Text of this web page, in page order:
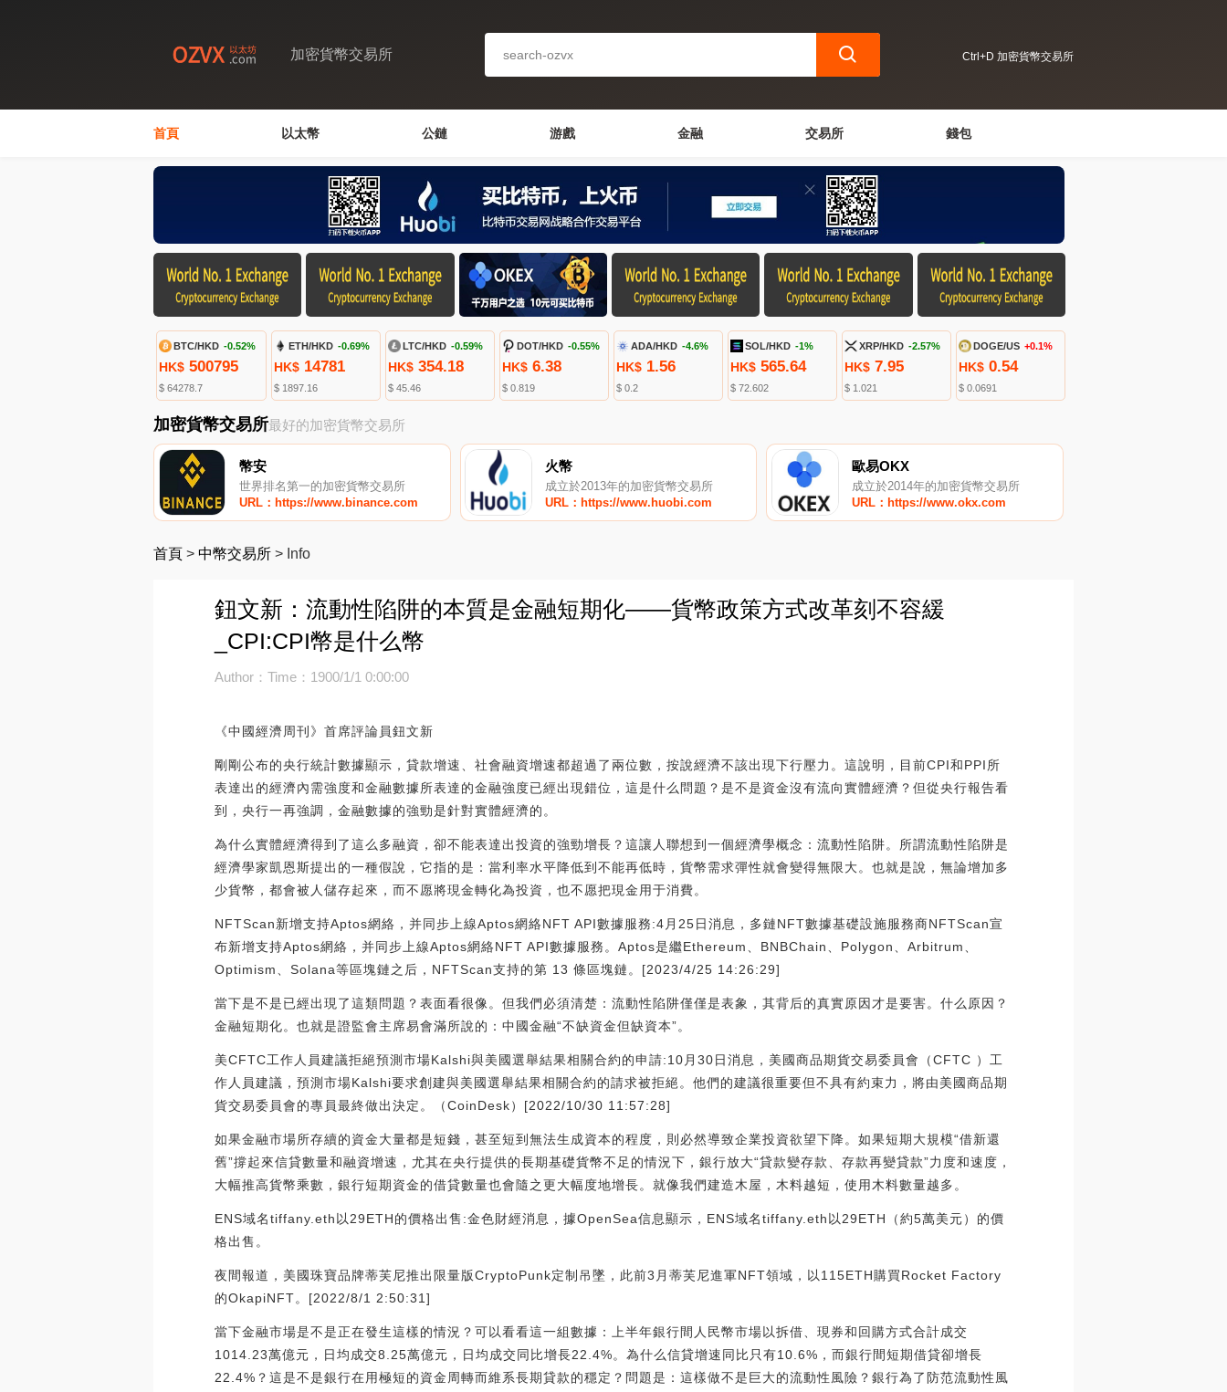
加密貨幣交易所 Ctrl+D 加密貨幣交易所
首頁 以太幣 公鏈 游戲 金融 交易所 錢包
BTC/HKD -0.52%
HK$ 500795
$ 64278.7
ETH/HKD -0.69%
HK$14781
$ 1897.16
LTC/HKD -0.59%
HK$354.18
$ 45.46
DOT/HKD -0.55%
HK$6.38
$ 0.819
ADA/HKD -4.6%
HK$1.56
$ 0.2
SOL/HKD -1%
HK$ 565.64
$ 72.602
XRP/HKD -2.57%
HK$ 7.95
$ 1.021
DOGE/US +0.1%
HK$ 0.54
$ 0.0691
加密貨幣交易所最好的加密貨幣交易所
幣安
世界排名第一的加密貨幣交易所
URL：https://www.binance.com
火幣
成立於2013年的加密貨幣交易所
URL：https://www.huobi.com
歐易OKX
成立於2014年的加密貨幣交易所
URL：https://www.okx.com
首頁 > 中幣交易所 > Info
鈕文新：流動性陷阱的本質是金融短期化——貨幣政策方式改革刻不容緩
_CPI:CPI幣是什么幣
Author：Time：1900/1/1 0:00:00
《中國經濟周刊》首席評論員鈕文新
剛剛公布的央行統計數據顯示，貸款增速、社會融資增速都超過了兩位數，按說經濟不該出現下行壓力。這說明，目前CPI和PPI所
表達出的經濟內需強度和金融數據所表達的金融強度已經出現錯位，這是什么問題？是不是資金沒有流向實體經濟？但從央行報告看
到，央行一再強調，金融數據的強勁是針對實體經濟的。
為什么實體經濟得到了這么多融資，卻不能表達出投資的強勁增長？這讓人聯想到一個經濟學概念：流動性陷阱。所謂流動性陷阱是
經濟學家凱恩斯提出的一種假說，它指的是：當利率水平降低到不能再低時，貨幣需求彈性就會變得無限大。也就是說，無論增加多
少貨幣，都會被人儲存起來，而不愿將現金轉化為投資，也不愿把現金用于消費。
NFTScan新增支持Aptos網絡，并同步上線Aptos網絡NFT API數據服務:4月25日消息，多鏈NFT數據基礎設施服務商NFTScan宣
布新增支持Aptos網絡，并同步上線Aptos網絡NFT API數據服務。Aptos是繼Ethereum、BNBChain、Polygon、Arbitrum、
Optimism、Solana等區塊鏈之后，NFTScan支持的第 13 條區塊鏈。[2023/4/25 14:26:29]
當下是不是已經出現了這類問題？表面看很像。但我們必須清楚：流動性陷阱僅僅是表象，其背后的真實原因才是要害。什么原因？
金融短期化。也就是證監會主席易會滿所說的：中國金融“不缺資金但缺資本”。
美CFTC工作人員建議拒絕預測市場Kalshi與美國選舉結果相關合約的申請:10月30日消息，美國商品期貨交易委員會（CFTC ）工
作人員建議，預測市場Kalshi要求創建與美國選舉結果相關合約的請求被拒絕。他們的建議很重要但不具有約束力，將由美國商品期
貨交易委員會的專員最終做出決定。（CoinDesk）[2022/10/30 11:57:28]
如果金融市場所存續的資金大量都是短錢，甚至短到無法生成資本的程度，則必然導致企業投資欲望下降。如果短期大規模“借新還
舊”撐起來信貸數量和融資增速，尤其在央行提供的長期基礎貨幣不足的情況下，銀行放大“貸款變存款、存款再變貸款”力度和速度，
大幅推高貨幣乘數，銀行短期資金的借貸數量也會隨之更大幅度地增長。就像我們建造木屋，木料越短，使用木料數量越多。
ENS域名tiffany.eth以29ETH的價格出售:金色財經消息，據OpenSea信息顯示，ENS域名tiffany.eth以29ETH（約5萬美元）的價
格出售。
夜間報道，美國珠寶品牌蒂芙尼推出限量版CryptoPunk定制吊墜，此前3月蒂芙尼進軍NFT領域，以115ETH購買Rocket Factory
的OkapiNFT。[2022/8/1 2:50:31]
當下金融市場是不是正在發生這樣的情況？可以看看這一組數據：上半年銀行間人民幣市場以拆借、現券和回購方式合計成交
1014.23萬億元，日均成交8.25萬億元，日均成交同比增長22.4%。為什么信貸增速同比只有10.6%，而銀行間短期借貸卻增長
22.4%？這是不是銀行在用極短的資金周轉而維系長期貸款的穩定？問題是：這樣做不是巨大的流動性風險？銀行為了防范流動性風